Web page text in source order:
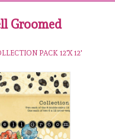
Groomed
PACK 12'X 12'